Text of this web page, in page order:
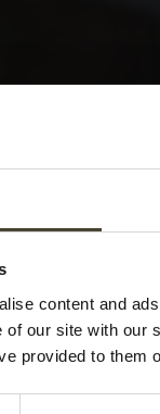
content and
of our site with
provided to
c'è un